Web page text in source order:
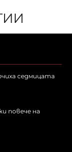
седмицата
повече на